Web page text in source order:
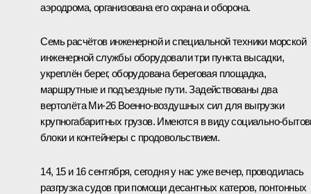
аэродрома, организована его охрана и оборона.
Семь расчётов инженерной и специальной техники морской
инженерной службы оборудовали три пункта высадки,
укреплён берег, оборудована береговая площадка,
маршрутные и подъездные пути. Задействованы два
вертолёта Ми‑26 Военно-воздушных сил для выгрузки
крупногабаритных грузов. Имеются в виду социально-
блоки и контейнеры с продовольствием.
14, 15 и 16 сентября, сегодня у нас уже вечер, проводилась
разгрузка судов при помощи десантных катеров, понтонных